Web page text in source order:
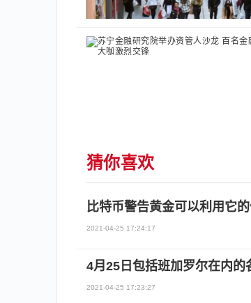
猜你喜欢
比特币警告黄金可以利用它
2021-04-25 17:24:17
4月25日包括班加罗尔在内
2021-04-25 17:23:27